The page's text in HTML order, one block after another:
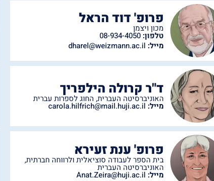
פרופ' דוד הראל
מכון ויצמן
טלפון:
מייל: dharel@weizmann.ac.il
ד"ר קרולה הילפריך
האוניברסיטה העברית, החוג לספרות עברית
מייל: carola.hilfrich@mail.huji.ac.il
פרופ' ענת זעירא
בית הספר לעבודה סוציאלית ולרווחה חברתית,
האוניברסיטה העברית
מייל: Anat.Zeira@huji.ac.il